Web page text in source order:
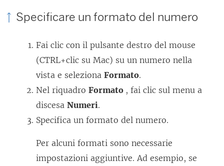
Specificare un formato del numero
Fai clic con il pulsante destro del mouse
(CTRL+clic su Mac) su un numero nella
vista e seleziona Formato.
Nel riquadro Formato , fai clic sul menu a
discesa Numeri.
Specifica un formato del numero.
Per alcuni formati sono necessarie
impostazioni aggiuntive. Ad esempio, se